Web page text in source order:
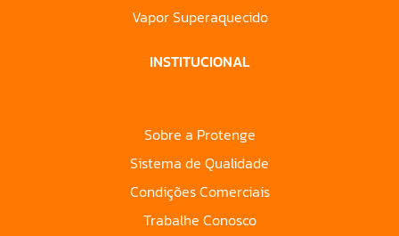
Vapor Superaquecido
INSTITUCIONAL
Sobre a Protenge
Sistema de Qualidade
Condições Comerciais
Trabalhe Conosco